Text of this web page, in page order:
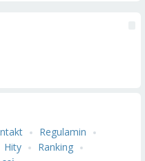
Regulamin
Hity
Ranking